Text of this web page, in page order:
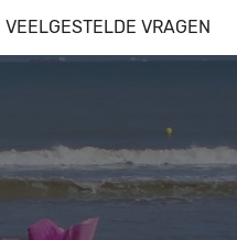
VEELGESTELDE VRAGEN